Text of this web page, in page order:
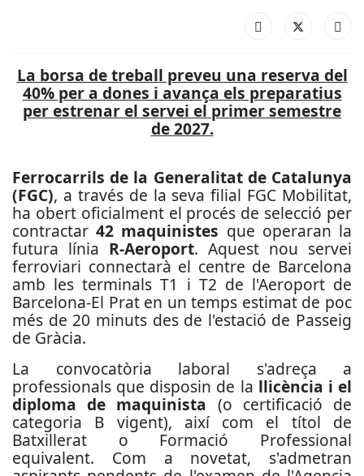
La borsa de treball preveu una reserva del
40% per a dones i avança els preparatius
per estrenar el servei el primer semestre
de 2027.
Ferrocarrils de la Generalitat de Catalunya
(FGC), a través de la seva filial FGC Mobilitat,
ha obert oficialment el procés de selecció per
contractar42 maquinistes que operaran la
futura línia R-Aeroport. Aquest nou servei
ferroviari connectarà el centre de Barcelona
amb les terminals T1 i T2 de l'Aeroport de
Barcelona-El Prat en un temps estimat de poc
més de 20 minuts des de l'estació de Passeig
de Gràcia.
La convocatòria laboral s'adreça a
professionals que disposin de la llicència i el
diploma de maquinista (o certificació de
categoria B vigent), així com el títol de
Batxillerat o Formació Professional
equivalent. Com a novetat, s'admetran